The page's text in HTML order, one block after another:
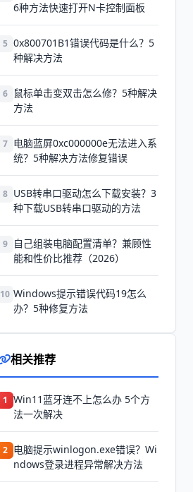
6种方法快速打开N卡控制面板
5 0x800701B1错误代码是什么？5
种解决方法
6
鼠标单击变双击怎么修？5种解决
方法
7 电脑蓝屏0xc000000e无法进入系
统？5种解决方法修复错误
8 USB转串口驱动怎么下载安装？3
种下载USB转串口驱动的方法
9
自己组装电脑配置清单？兼顾性
能和性价比推荐（2026）
10 Windows提示错误代码19怎么
办？5种修复方法
相关推荐
1 Win11蓝牙连不上怎么办 5个方
法一次解决
2 电脑提示winlogon.exe错误？Wi
ndows登录进程异常解决方法